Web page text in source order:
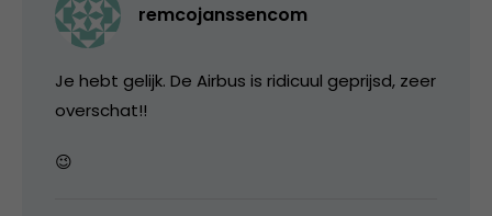
remcojanssencom
Je hebt gelijk. De Airbus is ridicuul geprijsd, zeer
overschat!!
😉